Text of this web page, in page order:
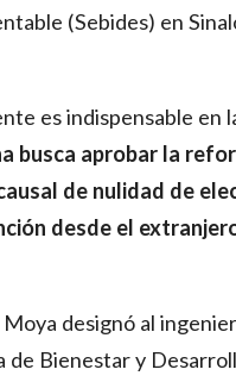
(Sebides) en
es indispensable en
busca aprobar la
de nulidad de
desde el
designó al
Bienestar y